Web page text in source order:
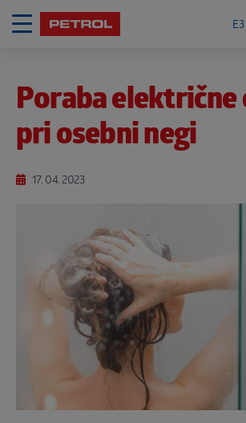
Skoči na vsebino
Poraba
pri osebni negi
17. 04. 2023
Noga strani